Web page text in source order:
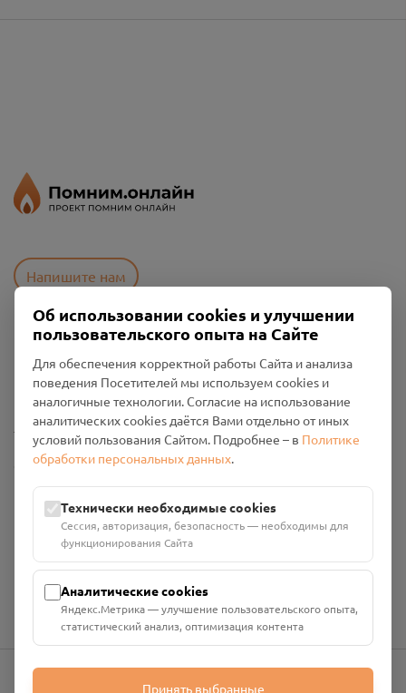
Напишите нам
Политика конфиденциальности
Промо-материалы
Настройки cookies
Общество с ограниченной ответственностью «Смоленский
Проект Помним»
ИНН: 6700029207 ОГРН: 1256700001986
Юридический адрес: 216790, Смоленская область, р-н
Руднянский, г. Рудня, улица Западная, д. 26А, пом. 18
Номер счёта: 40702810901130004287 в АО "АЛЬФА-БАНК"
Об использовании cookies и улучшении
пользовательского опыта на Сайте
Для обеспечения корректной работы Сайта и анализа
поведения Посетителей мы используем cookies и
аналогичные технологии. Согласие на использование
аналитических cookies даётся Вами отдельно от иных
условий пользования Сайтом. Подробнее – в Политике
обработки персональных данных.
Технически необходимые cookies
Сессия, авторизация, безопасность — необходимы для
функционирования Сайта
Аналитические cookies
Яндекс.Метрика — улучшение пользовательского опыта,
статистический анализ, оптимизация контента
Принять выбранные